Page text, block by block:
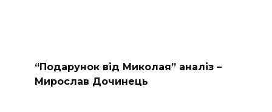
“Подарунок від Миколая” аналіз –
Мирослав Дочинець